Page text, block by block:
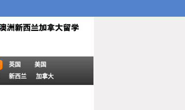
英国
美国
新西兰 加拿大